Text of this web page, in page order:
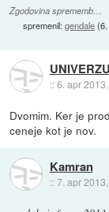
Zgodovina sprememb…
spremenil:gendale(
::6. apr
Dvomim. Ker je
ceneje kot je nov.
Kamran
::7. apr